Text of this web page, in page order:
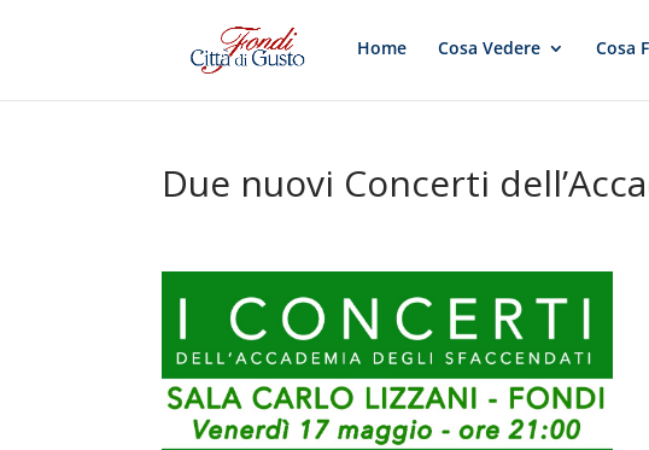
Home Cosa Vedere Cosa
Due nuovi Concerti